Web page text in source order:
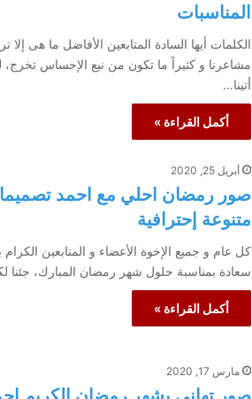
المناسبات
الكلمات أيها السادة المتابعين الأفاضل ما هى إلا
مشاعرنا و كثيراً ما تكون من نبع الإحساس تخرج،
أتينا…
أكمل القراءة »
أبريل 25, 2020
صور رمضان احلي مع احمد
متنوعة إحترافية
كل عام و جميع الإخوة الأعضاء و المتابعين الكرام
سعادة بمناسبة حلول شهر رمضان المبارك، جئنا
أكمل القراءة »
مارس 17, 2020